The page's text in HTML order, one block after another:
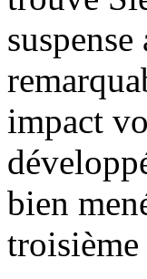
impact
bien
troisième